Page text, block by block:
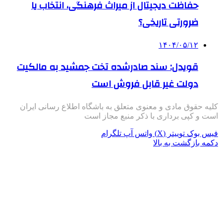
حفاظت دیجیتال از میراث فرهنگی، انتخاب یا
ضرورتی تاریخی؟
۱۴۰۴/۰۵/۱۲
قویدل: سند صادرشده تخت جمشید به مالکیت
دولت غیر قابل فروش است
کلیه حقوق مادی و معنوی متعلق به باشگاه اطلاع رسانی ایران
است و کپی برداری با ذکر منبع مجاز است
فیس بوک توییتر (X) واتس آپ تلگرام
دکمه بازگشت به بالا